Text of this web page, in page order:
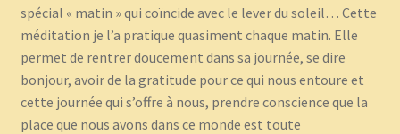
spécial « matin » qui coïncide avec le lever du soleil… Cette
méditation je l’a pratique quasiment chaque matin. Elle
permet de rentrer doucement dans sa journée, se dire
bonjour, avoir de la gratitude pour ce qui nous entoure et
cette journée qui s’offre à nous, prendre conscience que la
place que nous avons dans ce monde est toute